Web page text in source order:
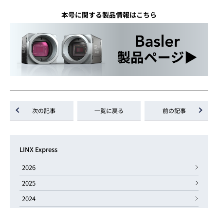
本号に関する製品情報はこちら
次の記事 一覧に戻る 前の記事
LINX Express
2026
2025
2024